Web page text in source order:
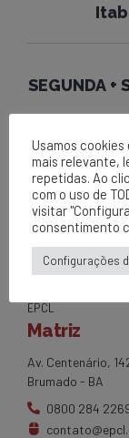
SEGUNDA +
EPCL
Matriz
Av. Centenário,
Brumado - BA
0800 284
Usamos
mais relevante,
repetidas. Ao
com o uso de
visitar
consentimento
Configurações